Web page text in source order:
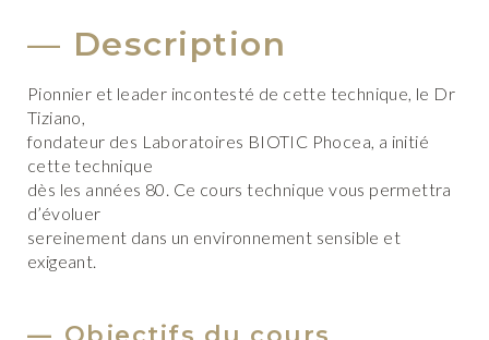
Description
Pionnier et leader incontesté de cette technique, le Dr
Tiziano,
fondateur des Laboratoires BIOTIC Phocea, a initié
cette technique
dès les années 80. Ce cours technique vous permettra
d’évoluer
sereinement dans un environnement sensible et
exigeant.